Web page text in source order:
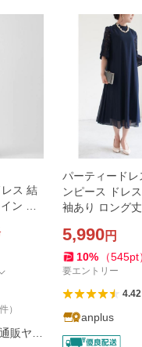
ス 結
ン フ
謝恩
イズ
披露宴
件）
販ヤフ
パーティードレ
ンピース ドレ
袖あり ロング丈
春 夏 秋 冬 20
0代 60代
5,990円
10% （545pt
要エントリー
4.42
anplus